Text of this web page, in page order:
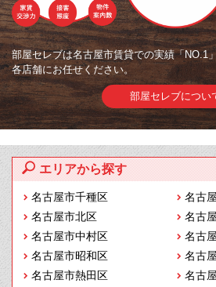
部屋セレブは名古屋市賃貸での実績「NO.1
各店舗にお任せください。
部屋セレブについ
エリアから探す
名古屋市千種区
名古
名古屋市北区
名古
名古屋市中村区
名古
名古屋市昭和区
名古
名古屋市熱田区
名古